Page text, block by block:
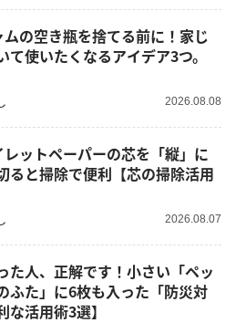
て使いたくなるアイデア3つ。
2026.08.08
ると掃除で便利【芯の掃除活用
2026.08.07
た人、正解です！小さい「ペッ
ふた」に6枚も入った「防災対
な活用術3選】